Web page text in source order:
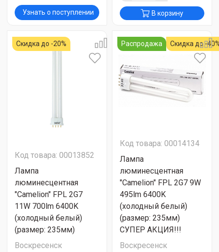
Узнать о поступлении В корзину
Скидка до -20%
Код товара: 00013852
Лампа
люминесцентная
"Camelion" FPL 2G7
11W 700lm 6400K
(холодный белый)
(размер: 235мм)
Воскресенск
Распродажа Скидка до -
Код товара: 00014134
Лампа
люминесцентная
"Camelion" FPL 2G7 9W
495lm 6400K
(холодный белый)
(размер: 235мм)
СУПЕР АКЦИЯ!!!
Воскресенск